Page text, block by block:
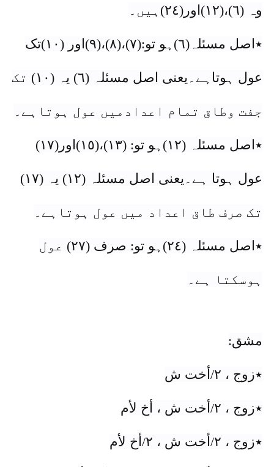
وہ (٦)،(١٢)اور(٢٤)ہیں۔
٭اصل مسئلہ(٦)ہو تو:(٧)،(٨)،(٩)اور (١٠)تک
عول ہوتاہے۔یعنی اصل مسئلہ (٦) یہ (١٠) تک
جفت وطاق تمام اعدادمیں عول ہوتاہے۔
٭اصل مسئلہ (١٢)ہو تو: (١٣)،(١٥)اور(١٧)
عول ہوتا ہے۔یعنی اصل مسئلہ (١٢) یہ (١٧)
تک صرف طاق اعداد میں عول ہوتاہے۔
٭اصل مسئلہ (٢٤)ہو تو: صرف (٢٧) عول
ہوسکتا ہے۔
مشق:
٭زوج ، ٢/أخت ش
٭زوج ، ٢/أخت ش ، أخ لأم
٭زوج ، ٢/أخت ش ، ٢/أخ لأم